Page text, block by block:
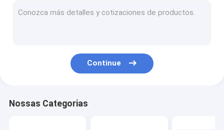
Produtos
Fale Conosco
Continue
Nossas Categorias